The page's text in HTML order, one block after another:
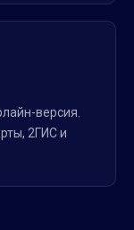
версия.
2ГИС и